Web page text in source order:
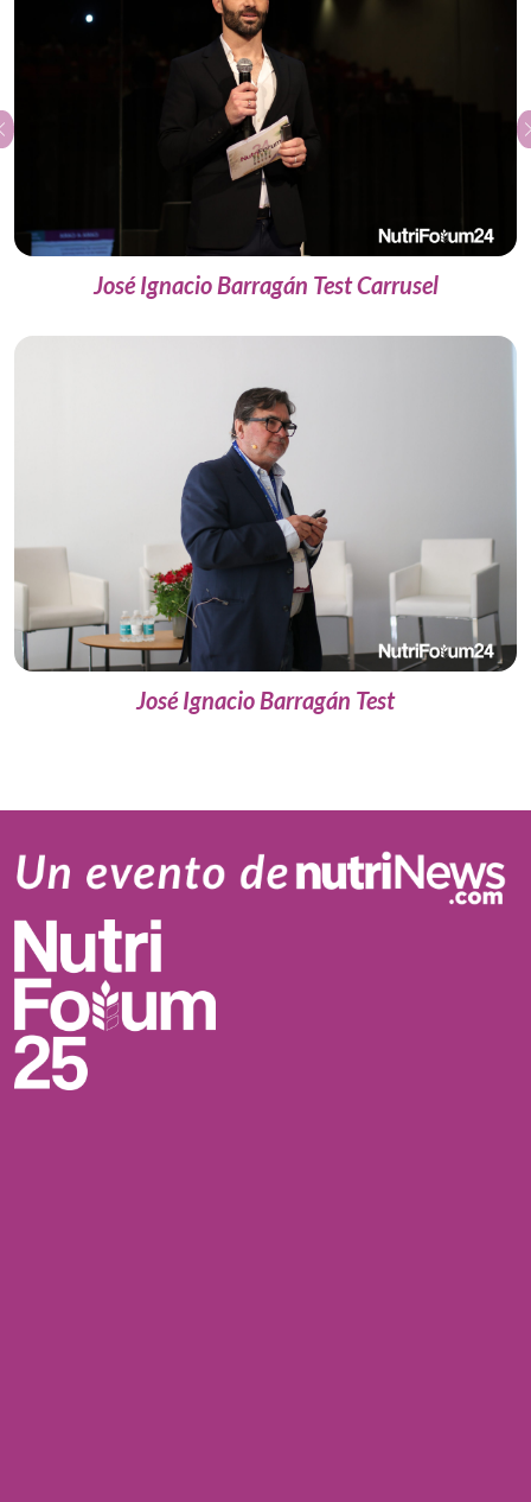
José Ignacio Barragán Test Carrusel
José Ignacio Barragán Test
Previous